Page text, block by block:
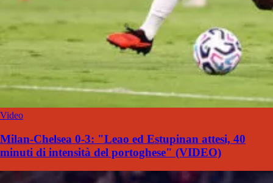
Video
Milan-Chelsea 0-3: "Leao ed Estupinan attesi, 40
minuti di intensità del portoghese" (VIDEO)